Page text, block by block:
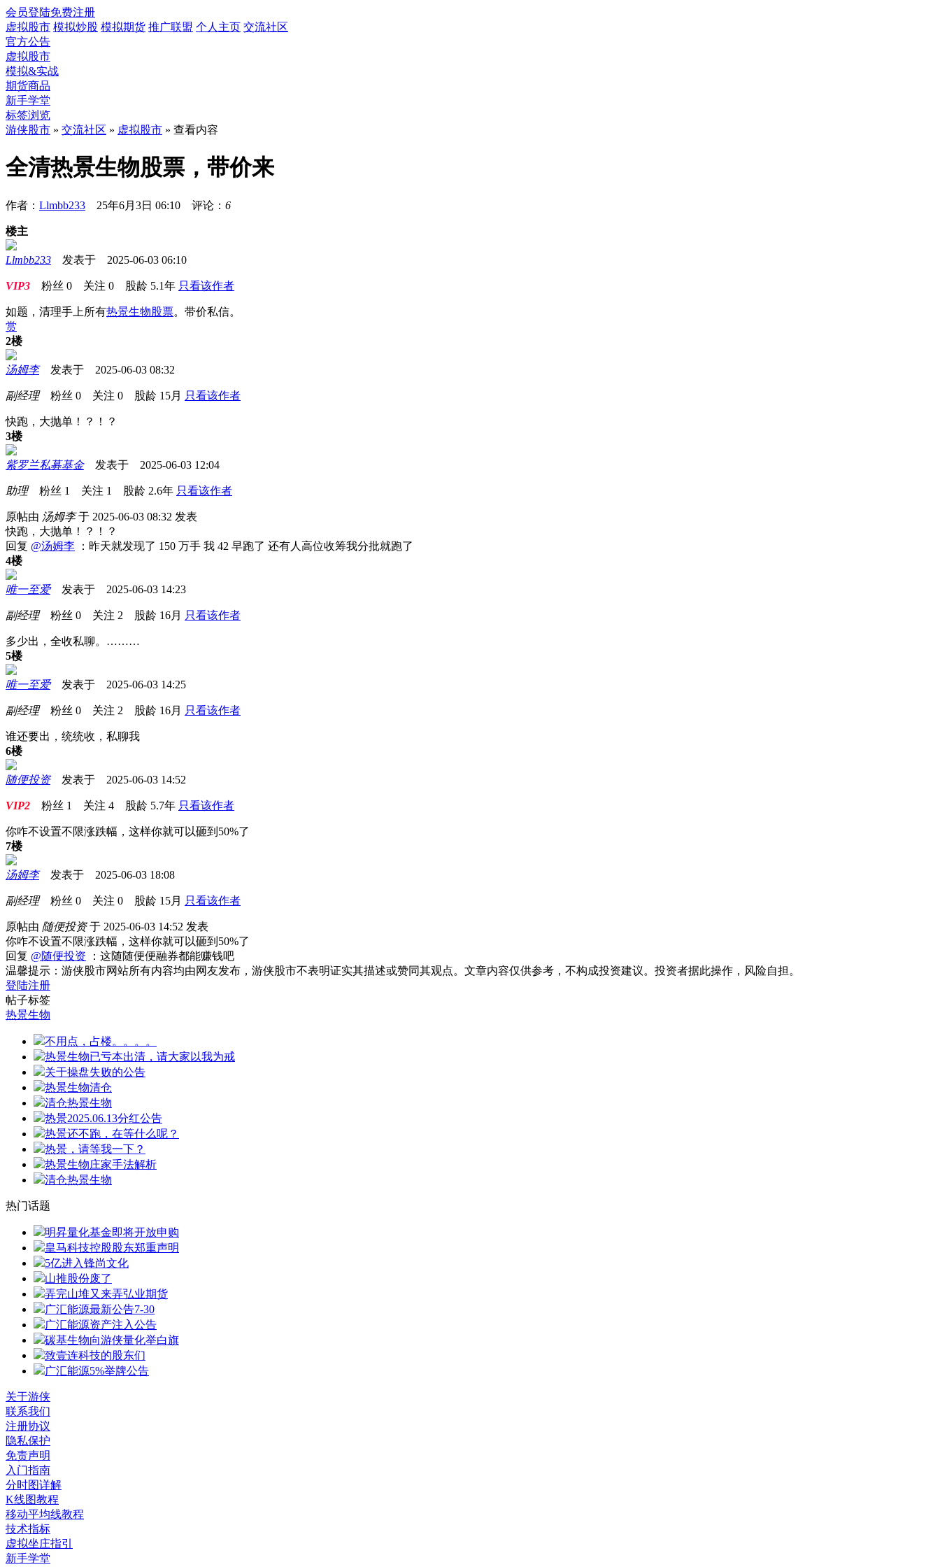
会员登陆免费注册
虚拟股市 模拟炒股 模拟期货 推广联盟 个人主页 交流社区
官方公告
虚拟股市
模拟&实战
期货商品
新手学堂
标签浏览
游侠股市 » 交流社区 » 虚拟股市 » 查看内容
全清热景生物股票，带价来
作者： Llmbb233 25年6月3日 06:10 评论： 6
楼主
Llmbb233 发表于 2025-06-03 06:10
VIP3 粉丝 0 关注 0 股龄 5.1年 只看该作者
如题，清理手上所有热景生物股票。带价私信。
赏
2楼
汤姆李发表于 2025-06-03 08:32
副经理粉丝 0 关注 0 股龄 15月 只看该作者
快跑，大抛单！？！？
3楼
紫罗兰私募基金发表于 2025-06-03 12:04
助理粉丝 1 关注 1 股龄 2.6年 只看该作者
原帖由 汤姆李于 2025-06-03 08:32 发表
快跑，大抛单！？！？
回复 @汤姆李 ：昨天就发现了 150 万手 我 42 早跑了 还有人高位收筹我分批就跑了
4楼
唯一至爱发表于 2025-06-03 14:23
副经理粉丝 0 关注 2 股龄 16月 只看该作者
多少出，全收私聊。………
5楼
唯一至爱发表于 2025-06-03 14:25
副经理粉丝 0 关注 2 股龄 16月 只看该作者
谁还要出，统统收，私聊我
6楼
随便投资发表于 2025-06-03 14:52
VIP2 粉丝 1 关注 4 股龄 5.7年 只看该作者
你咋不设置不限涨跌幅，这样你就可以砸到50%了
7楼
汤姆李发表于 2025-06-03 18:08
副经理粉丝 0 关注 0 股龄 15月 只看该作者
原帖由 随便投资于 2025-06-03 14:52 发表
你咋不设置不限涨跌幅，这样你就可以砸到50%了
回复 @随便投资 ：这随随便便融券都能赚钱吧
温馨提示：游侠股市网站所有内容均由网友发布，游侠股市不表明证实其描述或赞同其观点。文章内容仅供参考，不构成投资建议。投资者据此操作，风险自担。
登陆注册
帖子标签
热景生物
不用点，占楼。。。。
热景生物已亏本出清，请大家以我为戒
关于操盘失败的公告
热景生物清仓
清仓热景生物
热景2025.06.13分红公告
热景还不跑，在等什么呢？
热景，请等我一下？
热景生物庄家手法解析
清仓热景生物
热门话题
明昇量化基金即将开放申购
皇马科技控股股东郑重声明
5亿进入锋尚文化
山推股份废了
弄完山堆又来弄弘业期货
广汇能源最新公告7-30
广汇能源资产注入公告
碳基生物向游侠量化举白旗
致壹连科技的股东们
广汇能源5%举牌公告
关于游侠
联系我们
注册协议
隐私保护
免责声明
入门指南
分时图详解
K线图教程
移动平均线教程
技术指标
虚拟坐庄指引
新手学堂